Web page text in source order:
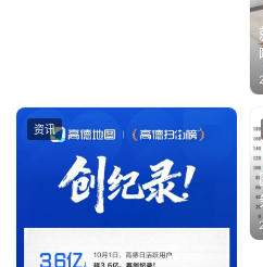
·
新资讯